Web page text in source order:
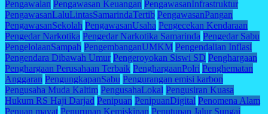
Pengawalan Pengawasan Keuangan PengawasanInfrastruktur
PengawasanLaluLintasSamarindaTertib PengawasanPangan
PengawasanSekolah PengawasanUsaha Pengecekan Kendaraan
Pengedar Narkotika Pengedar Narkotika Samarinda Pengedar Sabu
PengelolaanSampah PengembanganUMKM Pengendalian Inflasi
Pengendara Dibawah Umur Pengeroyokan Siswi SD Penghargaan
Penghargaan Perusahaan Terbaik PenghargaanPolri Penghematan
Anggaran PengungkapanSabu Pengurangan emisi karbon
Pengusaha Muda Kaltim PengusahaLokal Pengusiran Kuasa
Hukum RS Haji Darjad Penipuan PenipuanDigital Penomena Alam
Penuan mayat Penurunan Kemiskinan Penutupan Jalur Sungai